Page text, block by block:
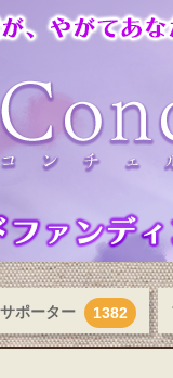
サポーター 1382